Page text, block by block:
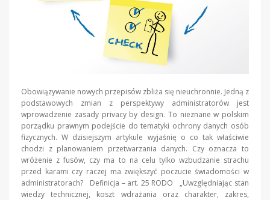
Obowiązywanie nowych przepisów zbliża się nieuchronnie. Jedną z
podstawowych zmian z perspektywy administratorów jest
wprowadzenie zasady privacy by design. To nieznane w polskim
porządku prawnym podejście do tematyki ochrony danych osób
fizycznych. W dzisiejszym artykule wyjaśnię o co tak właściwie
chodzi z planowaniem przetwarzania danych. Czy oznacza to
wróżenie z fusów, czy ma to na celu tylko wzbudzanie strachu
przed karami czy raczej ma zwiększyć poczucie świadomości w
administratorach? Definicja – art. 25 RODO „Uwzględniając stan
wiedzy technicznej, koszt wdrażania oraz charakter, zakres,